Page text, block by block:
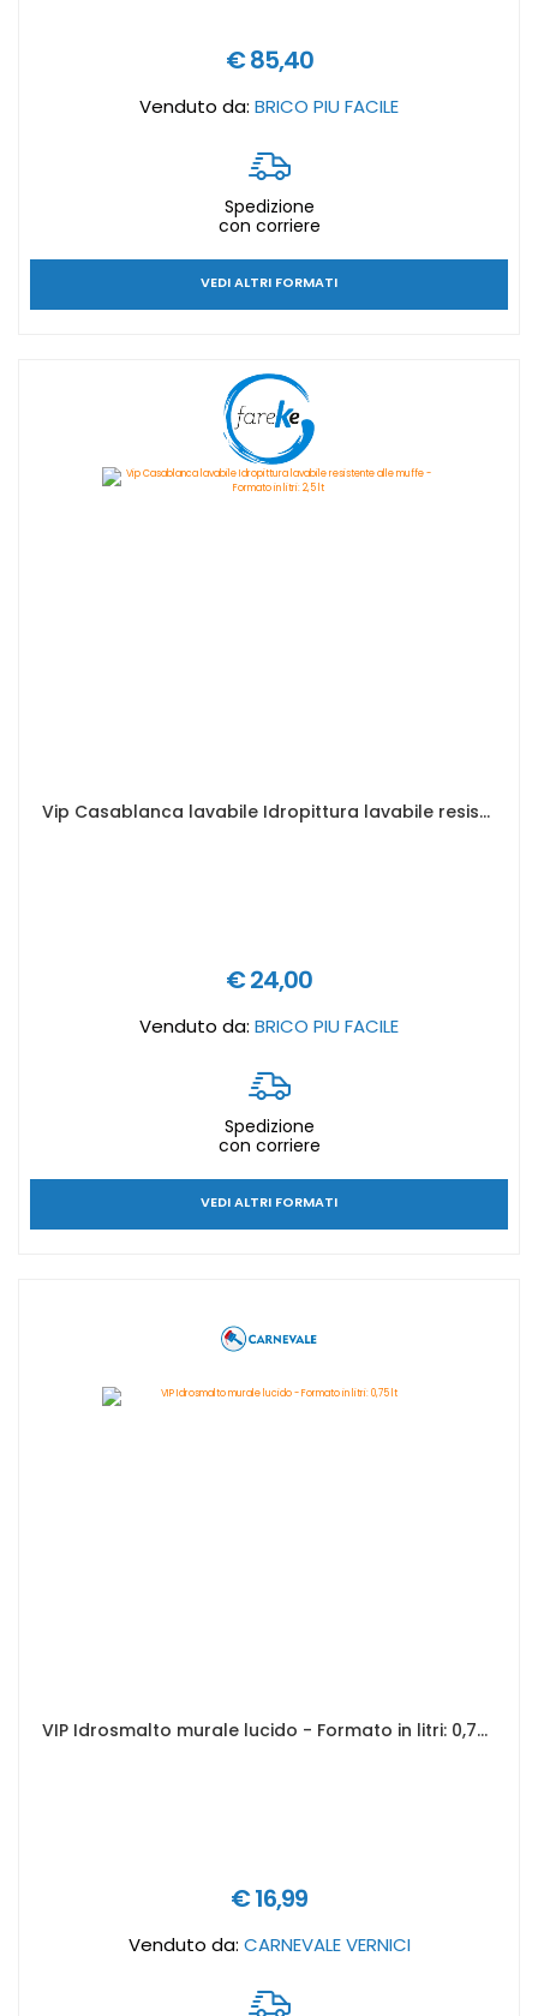
€ 85,40
Venduto da: BRICO PIU FACILE
Spedizione
con corriere
VEDI ALTRI FORMATI
Vip Casablanca lavabile Idropittura lavabile resistente alle muffe - Formato in litri: 2,5 lt
€ 24,00
Venduto da: BRICO PIU FACILE
Spedizione
con corriere
VEDI ALTRI FORMATI
VIP Idrosmalto murale lucido - Formato in litri: 0,75 lt
€ 16,99
Venduto da: CARNEVALE VERNICI